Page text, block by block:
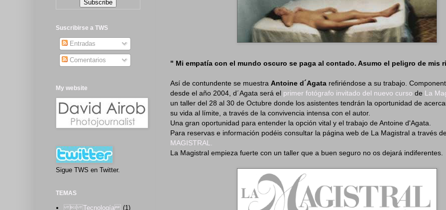
" Mi empatía con el mundo oscuro se paga al contado. Asumo el peligro de mis
Así de contundente se muestra Antoine d´Agata refiriéndose a su trabajo.
desde el año 2004, d´Agata será el primer fotógrafo invitado del nuevo curso de La
un taller del 28 al 30 de Octubre donde los asistentes tendrán la oportunidad de
su vida al límite, a través de la convivencia intensa con el autor.
Una gran oportunidad para entender la opción vital y el trabajo de Antoine d'Agata.
Para reservas e información podéis consultar la página web de La Magistral a través
MAGISTRAL.
La Magistral empieza fuerte con un taller que a buen seguro no os dejará indiferentes.
Suscribirse a TWS
Entradas
Comentarios
My website
Sigue TWS en Twitter.
TEMAS
 Tecnología (1)